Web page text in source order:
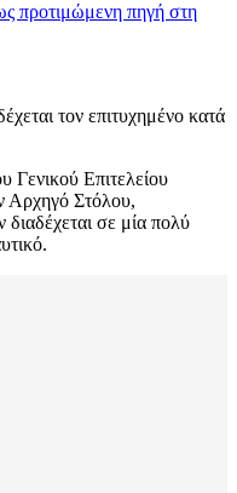
προτιμώμενη πηγή στη
τον επιτυχημένο κατά
Γενικού Επιτελείου
Αρχηγό Στόλου,
σε μία πολύ